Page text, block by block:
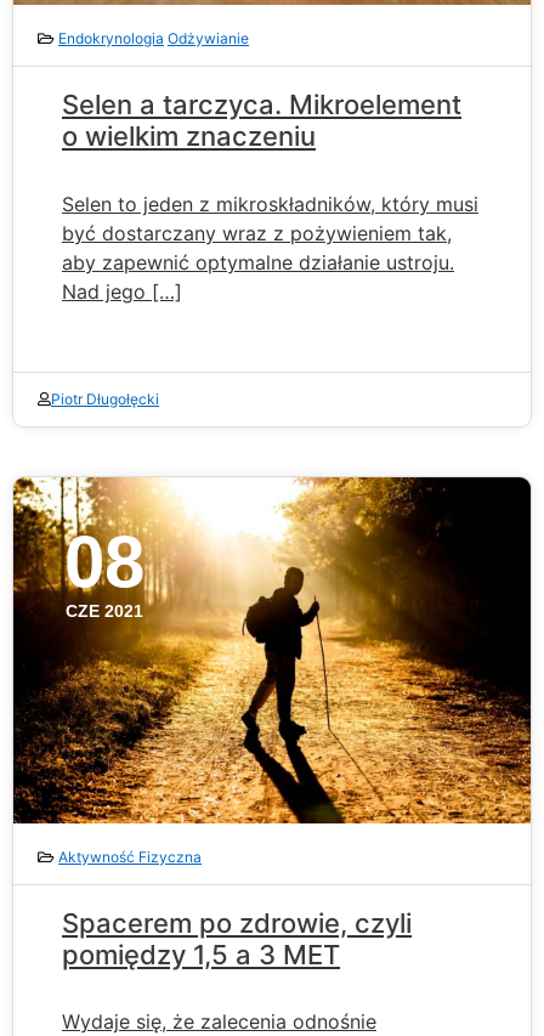
Endokrynologia Odżywianie
Selen a tarczyca. Mikroelement
o wielkim znaczeniu
Selen to jeden z mikroskładników, który musi
być dostarczany wraz z pożywieniem tak,
aby zapewnić optymalne działanie ustroju.
Nad jego […]
Piotr Długołęcki
08
CZE 2021
Aktywność Fizyczna
Spacerem po zdrowie, czyli
pomiędzy 1,5 a 3 MET
Wydaje się, że zalecenia odnośnie